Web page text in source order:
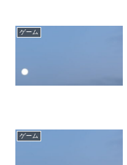
ゲーム
ゲーム